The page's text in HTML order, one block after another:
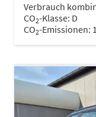
Verbrauch
CO2-Klasse: D
CO2-Emissionen: